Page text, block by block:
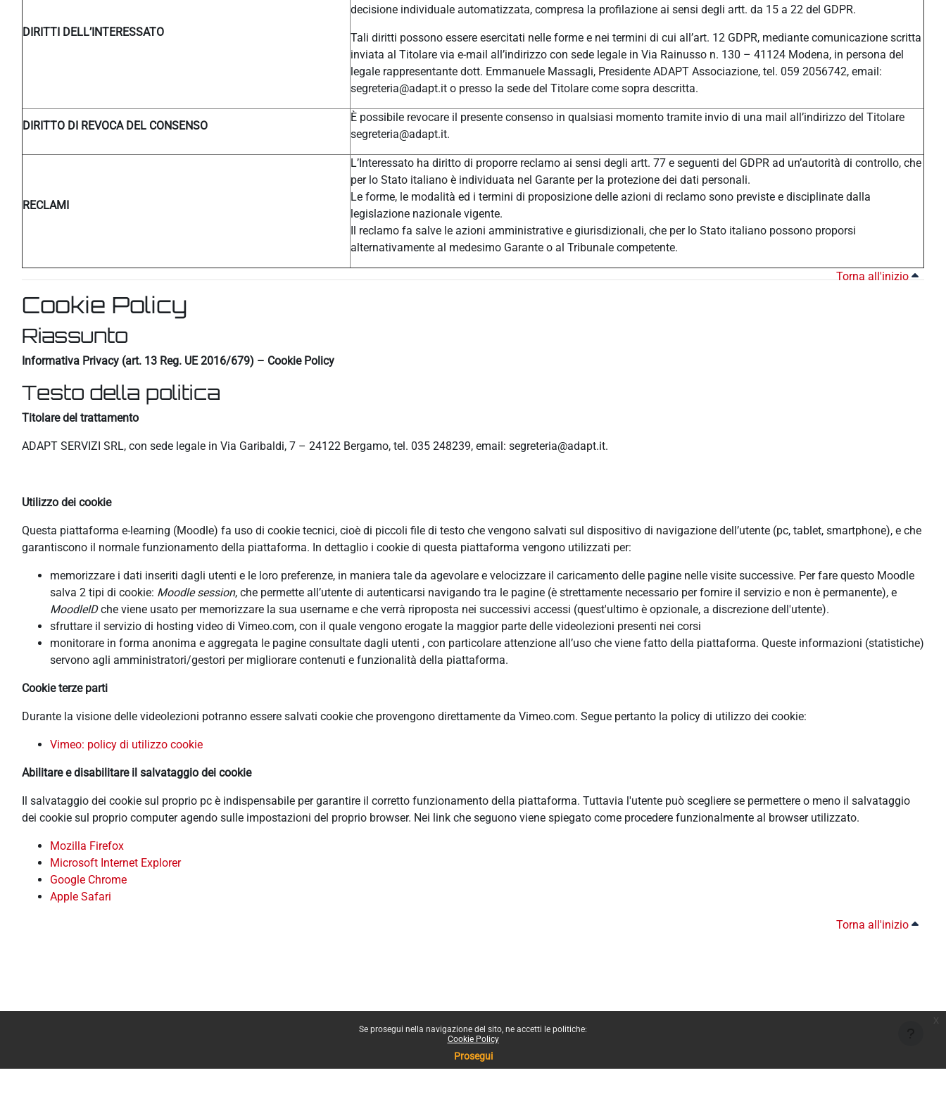
Se prosegui nella navigazione del sito, ne accetti le politiche:
Cookie Policy
Prosegui
DIRITTI DELL’INTERESSATO
decisione individuale automatizzata, compresa la profilazione ai sensi degli artt. da 15 a 22 del GDPR.
Tali diritti possono essere esercitati nelle forme e nei termini di cui all’art. 12 GDPR, mediante comunicazione scritta
inviata al Titolare via e-mail all’indirizzo con sede legale in Via Rainusso n. 130 – 41124 Modena, in persona del
legale rappresentante dott. Emmanuele Massagli, Presidente ADAPT Associazione, tel. 059 2056742, email:
segreteria@adapt.it o presso la sede del Titolare come sopra descritta.
DIRITTO DI REVOCA DEL CONSENSO
È possibile revocare il presente consenso in qualsiasi momento tramite invio di una mail all’indirizzo del Titolare
segreteria@adapt.it.
RECLAMI
L’Interessato ha diritto di proporre reclamo ai sensi degli artt. 77 e seguenti del GDPR ad un’autorità di controllo, che
per lo Stato italiano è individuata nel Garante per la protezione dei dati personali.
Le forme, le modalità ed i termini di proposizione delle azioni di reclamo sono previste e disciplinate dalla
legislazione nazionale vigente.
Il reclamo fa salve le azioni amministrative e giurisdizionali, che per lo Stato italiano possono proporsi
alternativamente al medesimo Garante o al Tribunale competente.
Torna all'inizio
Cookie Policy
Riassunto
Informativa Privacy (art. 13 Reg. UE 2016/679) – Cookie Policy
Testo della politica
Titolare del trattamento
ADAPT SERVIZI SRL, con sede legale in Via Garibaldi, 7 – 24122 Bergamo, tel. 035 248239, email: segreteria@adapt.it.
Utilizzo dei cookie
Questa piattaforma e-learning (Moodle) fa uso di cookie tecnici, cioè di piccoli file di testo che vengono salvati sul dispositivo di navigazione dell’utente (pc, tablet, smartphone), e che
garantiscono il normale funzionamento della piattaforma. In dettaglio i cookie di questa piattaforma vengono utilizzati per:
memorizzare i dati inseriti dagli utenti e le loro preferenze, in maniera tale da agevolare e velocizzare il caricamento delle pagine nelle visite successive. Per fare questo Moodle
salva 2 tipi di cookie: Moodle session, che permette all’utente di autenticarsi navigando tra le pagine (è strettamente necessario per fornire il servizio e non è permanente), e
MoodleIDche viene usato per memorizzare la sua username e che verrà riproposta nei successivi accessi (quest'ultimo è opzionale, a discrezione dell'utente).
sfruttare il servizio di hosting video di Vimeo.com, con il quale vengono erogate la maggior parte delle videolezioni presenti nei corsi
monitorare in forma anonima e aggregata le pagine consultate dagli utenti , con particolare attenzione all’uso che viene fatto della piattaforma. Queste informazioni (statistiche)
servono agli amministratori/gestori per migliorare contenuti e funzionalità della piattaforma.
Cookie terze parti
Durante la visione delle videolezioni potranno essere salvati cookie che provengono direttamente da Vimeo.com. Segue pertanto la policy di utilizzo dei cookie:
Vimeo: policy di utilizzo cookie
Abilitare e disabilitare il salvataggio dei cookie
Il salvataggio dei cookie sul proprio pc è indispensabile per garantire il corretto funzionamento della piattaforma. Tuttavia l'utente può scegliere se permettere o meno il salvataggio
dei cookie sul proprio computer agendo sulle impostazioni del proprio browser. Nei link che seguono viene spiegato come procedere funzionalmente al browser utilizzato.
Mozilla Firefox
Microsoft Internet Explorer
Google Chrome
Apple Safari
Torna all'inizio